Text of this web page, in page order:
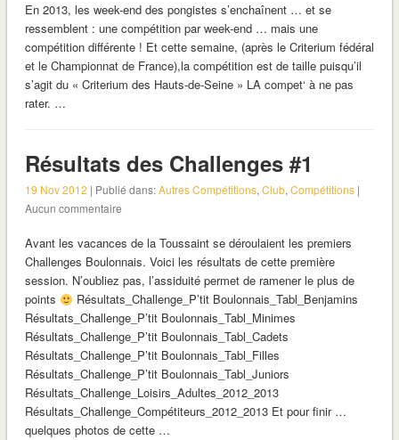
En 2013, les week-end des pongistes s’enchaînent … et se
ressemblent : une compétition par week-end … mais une
compétition différente ! Et cette semaine, (après le Criterium fédéral
et le Championnat de France),la compétition est de taille puisqu’il
s’agit du « Criterium des Hauts-de-Seine » LA compet‘ à ne pas
rater. …
Résultats des Challenges #1
19 Nov 2012 | Publié dans:Autres Compétitions, Club, Compétitions|
Aucun commentaire
Avant les vacances de la Toussaint se déroulaient les premiers
Challenges Boulonnais. Voici les résultats de cette première
session. N’oubliez pas, l’assiduité permet de ramener le plus de
points
Résultats_Challenge_P’tit Boulonnais_Tabl_Benjamins
Résultats_Challenge_P’tit Boulonnais_Tabl_Minimes
Résultats_Challenge_P’tit Boulonnais_Tabl_Cadets
Résultats_Challenge_P’tit Boulonnais_Tabl_Filles
Résultats_Challenge_P’tit Boulonnais_Tabl_Juniors
Résultats_Challenge_Loisirs_Adultes_2012_2013
Résultats_Challenge_Compétiteurs_2012_2013 Et pour finir …
quelques photos de cette …